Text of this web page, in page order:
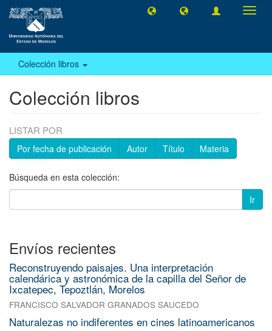
Colección libros
Colección libros
LISTAR POR
Por fecha de publicación Autor Título Materia
Búsqueda en esta colección:
Ir
Envíos recientes
Reconstruyendo paisajes. Una interpretación
calendárica y astronómica de la capilla del Señor de
Ixcatepec, Tepoztlán, Morelos
FRANCISCO SALVADOR GRANADOS SAUCEDO
Naturalezas no indiferentes en cines latinoamericanos